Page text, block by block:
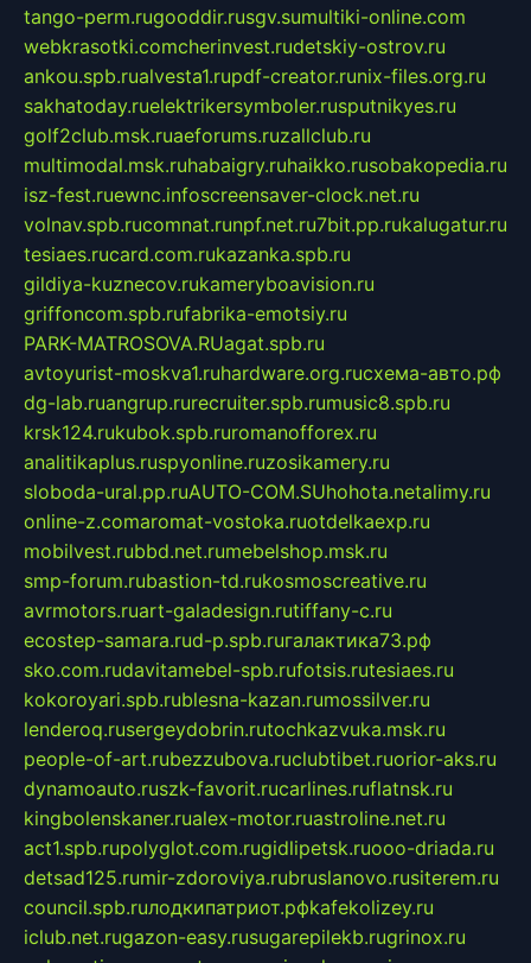
tango-perm.rugooddir.rusgv.sumultiki-online.com
webkrasotki.comcherinvest.rudetskiy-ostrov.ru
ankou.spb.rualvesta1.rupdf-creator.runix-files.org.ru
sakhatoday.ruelektrikersymboler.rusputnikyes.ru
golf2club.msk.ruaeforums.ruzallclub.ru
multimodal.msk.ruhabaigry.ruhaikko.rusobakopedia.ru
isz-fest.ruewnc.infoscreensaver-clock.net.ru
volnav.spb.rucomnat.runpf.net.ru7bit.pp.rukalugatur.ru
tesiaes.rucard.com.rukazanka.spb.ru
gildiya-kuznecov.rukameryboavision.ru
griffoncom.spb.rufabrika-emotsiy.ru
PARK-MATROSOVA.RUagat.spb.ru
avtoyurist-moskva1.ruhardware.org.ruсхема-авто.рф
dg-lab.ruangrup.rurecruiter.spb.rumusic8.spb.ru
krsk124.rukubok.spb.ruromanofforex.ru
analitikaplus.ruspyonline.ruzosikamery.ru
sloboda-ural.pp.ruAUTO-COM.SUhohota.netalimy.ru
online-z.comaromat-vostoka.ruotdelkaexp.ru
mobilvest.rubbd.net.rumebelshop.msk.ru
smp-forum.rubastion-td.rukosmoscreative.ru
avrmotors.ruart-galadesign.rutiffany-c.ru
ecostep-samara.rud-p.spb.ruгалактика73.рф
sko.com.rudavitamebel-spb.rufotsis.rutesiaes.ru
kokoroyari.spb.rublesna-kazan.rumossilver.ru
lenderoq.rusergeydobrin.rutochkazvuka.msk.ru
people-of-art.rubezzubova.ruclubtibet.ruorior-aks.ru
dynamoauto.ruszk-favorit.rucarlines.ruflatnsk.ru
kingbolenskaner.rualex-motor.ruastroline.net.ru
act1.spb.rupolyglot.com.rugidlipetsk.ruooo-driada.ru
detsad125.rumir-zdoroviya.rubruslanovo.rusiterem.ru
council.spb.ruлодкипатриот.рфkafekolizey.ru
iclub.net.rugazon-easy.rusugarepilekb.rugrinox.ru